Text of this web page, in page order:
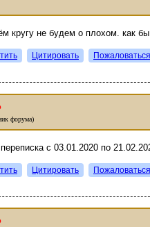
кругу не будем о плохом. как
Цитировать Пожаловаться
форума)
с 03.01.2020 по
Цитировать Пожаловаться